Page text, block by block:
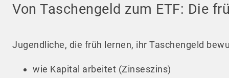
Von Taschengeld zum ETF: Die
Jugendliche, die früh lernen, ihr Taschengeld
wie Kapital arbeitet (Zinseszins)